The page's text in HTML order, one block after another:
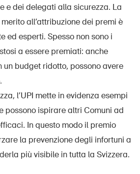
e dei delegati alla sicurezza. La
all’attribuzione dei premi è
ed esperti. Spesso non sono i
a essere premiati: anche
un budget ridotto, possono avere
l’UPI mette in evidenza esempi
possono ispirare altri Comuni ad
In questo modo il premio
la prevenzione degli infortuni a
più visibile in tutta la Svizzera.